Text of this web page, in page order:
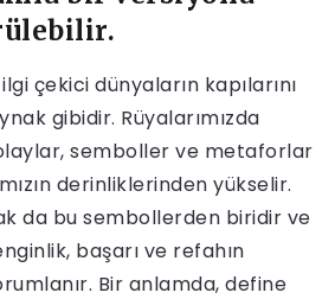
çekici dünyaların kapılarını
gibidir. Rüyalarımızda
semboller ve metaforlar
derinliklerinden yükselir.
da bu sembollerden biridir ve
başarı ve refahın
Bir anlamda, define